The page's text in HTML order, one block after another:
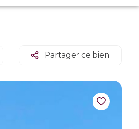
Partager ce bien